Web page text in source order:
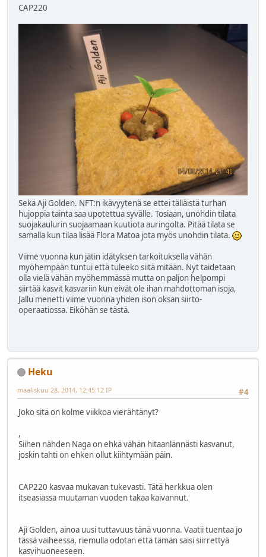
CAP220
Sekä Aji Golden. NFT:n ikävyytenä se ettei tälläistä turhan
hujoppia tainta saa upotettua syvälle. Tosiaan, unohdin tilata
suojakaulurin suojaamaan kuutiota auringolta. Pitää tilata se
samalla kun tilaa lisää Flora Matoa jota myös unohdin tilata.
Viime vuonna kun jätin idätyksen tarkoituksella vähän
myöhempään tuntui että tuleeko siitä mitään. Nyt taidetaan
olla vielä vähän myöhemmässä mutta on paljon helpompi
siirtää kasvit kasvariin kun eivät ole ihan mahdottoman isoja,
Jallu menetti viime vuonna yhden ison oksan siirto-
operaatiossa. Eiköhän se tästä.
Heku
#4
maaliskuu 28, 2014, 12:45:12 IP
Joko sitä on kolme viikkoa vierähtänyt?
,
Siihen nähden Naga on ehkä vähän hitaanlännästi kasvanut,
joskin tahti on ehken ollut kiihtymään päin.
CAP220 kasvaa mukavan tukevasti. Tätä herkkua olen
itseasiassa muutaman vuoden takaa kaivannut.
Aji Golden, ainoa uusi tuttavuus tänä vuonna. Vaatii tuentaa jo
tässä vaiheessa, riemulla odotan että tämän saisi siirrettyä
kasvihuoneeseen.